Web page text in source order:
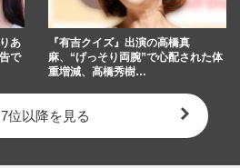
あ
で
『有吉クイズ』出演の高橋真
麻、“げっそり両腕”で心配された体
重増減、高橋秀樹…
7位以降を見る